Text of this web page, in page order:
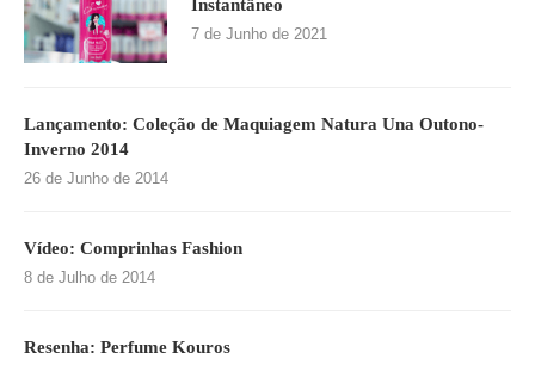
Instantâneo
7 de Junho de 2021
Lançamento: Coleção de Maquiagem Natura Una Outono-
Inverno 2014
26 de Junho de 2014
Vídeo: Comprinhas Fashion
8 de Julho de 2014
Resenha: Perfume Kouros